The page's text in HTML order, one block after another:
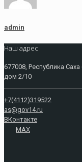
admin
Наш адрес
677008, Республика
дом 2/10
+7(4112)319522
as@gov14.ru
ВКонтакте
MAX